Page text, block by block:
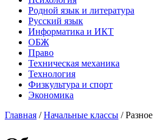
Родной язык и литература
Русский язык
Информатика и ИКТ
ОБЖ
Право
Техническая механика
Технология
Физкультура и спорт
Экономика
Главная /Начальные классы /Разное